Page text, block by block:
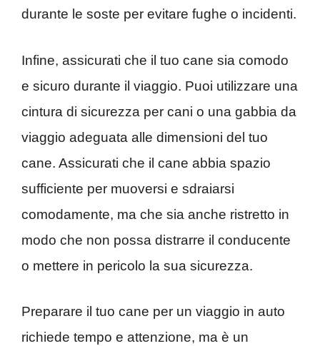
durante le soste per evitare fughe o incidenti.
Infine, assicurati che il tuo cane sia comodo
e sicuro durante il viaggio. Puoi utilizzare una
cintura di sicurezza per cani o una gabbia da
viaggio adeguata alle dimensioni del tuo
cane. Assicurati che il cane abbia spazio
sufficiente per muoversi e sdraiarsi
comodamente, ma che sia anche ristretto in
modo che non possa distrarre il conducente
o mettere in pericolo la sua sicurezza.
Preparare il tuo cane per un viaggio in auto
richiede tempo e attenzione, ma è un